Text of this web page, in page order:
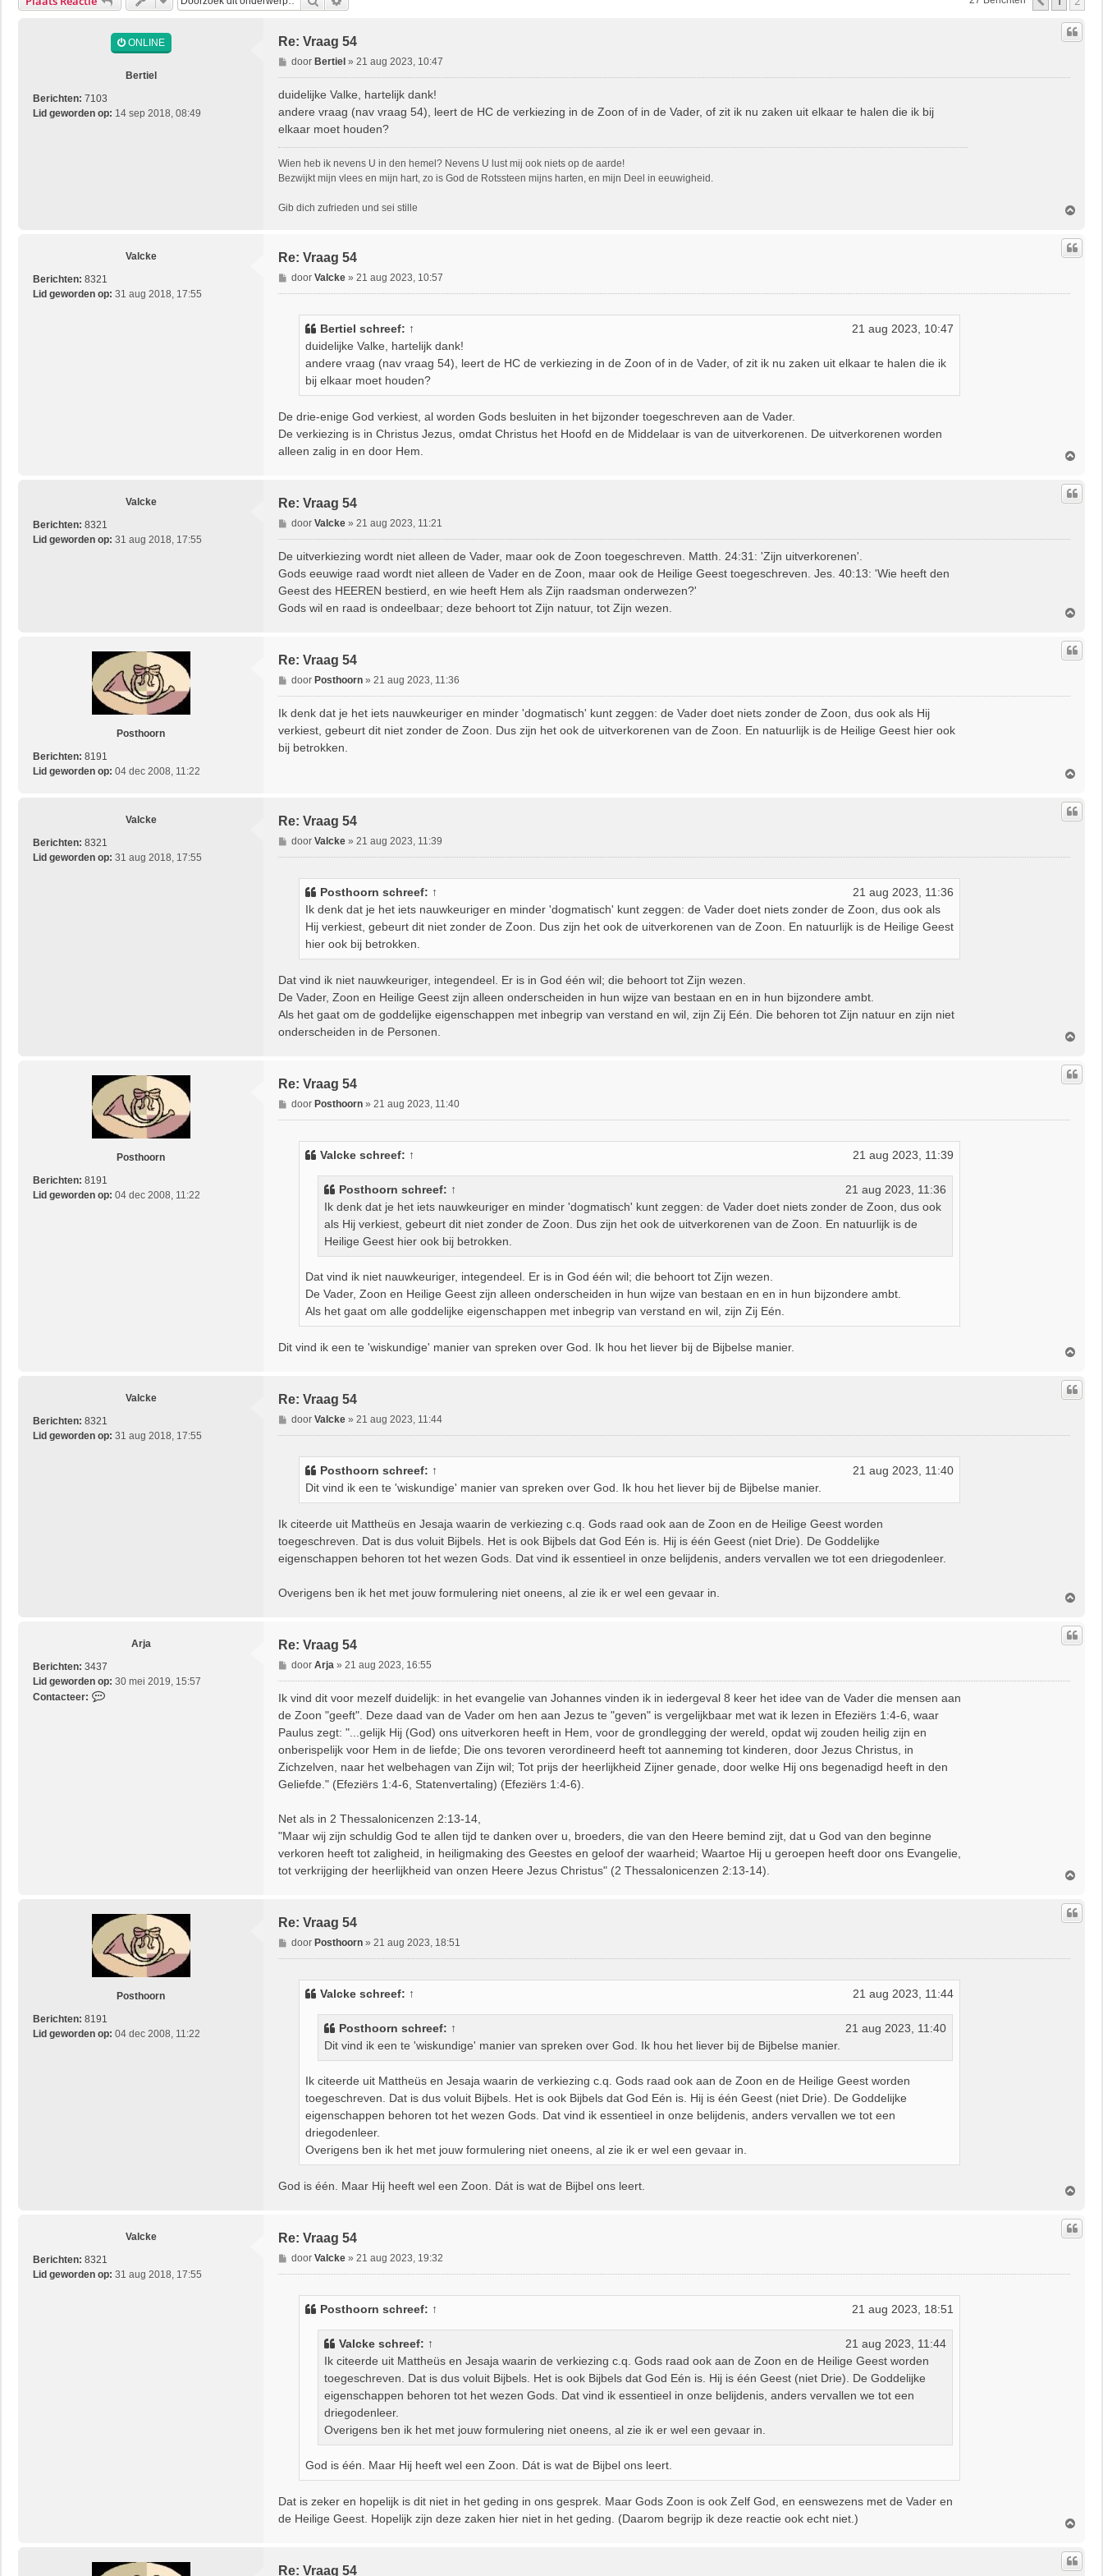
ONLINE
Bertiel
Berichten: 7103
Lid geworden op: 14 sep 2018, 08:49
Re: Vraag 54
B
e
c
h
t
door Bertiel» 21 aug 2023, 10:47
duidelijke Valke, hartelijk dank!
andere vraag (nav vraag 54), leert de HC de verkiezing in de Zoon of in de Vader, of zit ik nu zaken uit elkaar te halen die ik bij
elkaar moet houden?
Wien heb ik nevens U in den hemel? Nevens U lust mij ook niets op de aarde!
Bezwijkt mijn vlees en mijn hart, zo is God de Rotssteen mijns harten, en mijn Deel in eeuwigheid.
Gib dich zufrieden und sei stille
h
o
Valcke
Berichten: 8321
Lid geworden op: 31 aug 2018, 17:55
Re: Vraag 54
B
e
door Valcke» 21 aug 2023, 10:57
Bertiel schreef: ↑
21 aug 2023, 10:47
duidelijke Valke, hartelijk dank!
andere vraag (nav vraag 54), leert de HC de verkiezing in de Zoon of in de Vader, of zit ik nu zaken uit elkaar te halen die ik
bij elkaar moet houden?
De drie-enige God verkiest, al worden Gods besluiten in het bijzonder toegeschreven aan de Vader.
De verkiezing is in Christus Jezus, omdat Christus het Hoofd en de Middelaar is van de uitverkorenen. De uitverkorenen worden
alleen zalig in en door Hem.
h
o
Valcke
Berichten: 8321
Lid geworden op: 31 aug 2018, 17:55
Re: Vraag 54
B
e
c
h
t
door Valcke» 21 aug 2023, 11:21
De uitverkiezing wordt niet alleen de Vader, maar ook de Zoon toegeschreven. Matth. 24:31: 'Zijn uitverkorenen'.
Gods eeuwige raad wordt niet alleen de Vader en de Zoon, maar ook de Heilige Geest toegeschreven. Jes. 40:13: 'Wie heeft den
Geest des HEEREN bestierd, en wie heeft Hem als Zijn raadsman onderwezen?'
Gods wil en raad is ondeelbaar; deze behoort tot Zijn natuur, tot Zijn wezen.
h
o
Posthoorn
Berichten: 8191
Lid geworden op: 04 dec 2008, 11:22
Re: Vraag 54
B
e
c
h
door Posthoorn» 21 aug 2023, 11:36
Ik denk dat je het iets nauwkeuriger en minder 'dogmatisch' kunt zeggen: de Vader doet niets zonder de Zoon, dus ook als Hij
verkiest, gebeurt dit niet zonder de Zoon. Dus zijn het ook de uitverkorenen van de Zoon. En natuurlijk is de Heilige Geest hier ook
bij betrokken.
h
o
Valcke
Berichten: 8321
Lid geworden op: 31 aug 2018, 17:55
Re: Vraag 54
B
e
door Valcke» 21 aug 2023, 11:39
Posthoorn schreef: ↑
21 aug 2023, 11:36
Ik denk dat je het iets nauwkeuriger en minder 'dogmatisch' kunt zeggen: de Vader doet niets zonder de Zoon, dus ook als
Hij verkiest, gebeurt dit niet zonder de Zoon. Dus zijn het ook de uitverkorenen van de Zoon. En natuurlijk is de Heilige Geest
hier ook bij betrokken.
Dat vind ik niet nauwkeuriger, integendeel. Er is in God één wil; die behoort tot Zijn wezen.
De Vader, Zoon en Heilige Geest zijn alleen onderscheiden in hun wijze van bestaan en en in hun bijzondere ambt.
Als het gaat om de goddelijke eigenschappen met inbegrip van verstand en wil, zijn Zij Eén. Die behoren tot Zijn natuur en zijn niet
onderscheiden in de Personen.
h
o
Posthoorn
Berichten: 8191
Lid geworden op: 04 dec 2008, 11:22
Re: Vraag 54
B
e
door Posthoorn» 21 aug 2023, 11:40
Valcke schreef: ↑ 21 aug 2023, 11:39
Posthoorn schreef: ↑
21 aug 2023, 11:36
Ik denk dat je het iets nauwkeuriger en minder 'dogmatisch' kunt zeggen: de Vader doet niets zonder de Zoon, dus ook
als Hij verkiest, gebeurt dit niet zonder de Zoon. Dus zijn het ook de uitverkorenen van de Zoon. En natuurlijk is de
Heilige Geest hier ook bij betrokken.
Dat vind ik niet nauwkeuriger, integendeel. Er is in God één wil; die behoort tot Zijn wezen.
De Vader, Zoon en Heilige Geest zijn alleen onderscheiden in hun wijze van bestaan en en in hun bijzondere ambt.
Als het gaat om alle goddelijke eigenschappen met inbegrip van verstand en wil, zijn Zij Eén.
Dit vind ik een te 'wiskundige' manier van spreken over God. Ik hou het liever bij de Bijbelse manier.
h
o
Valcke
Berichten: 8321
Lid geworden op: 31 aug 2018, 17:55
Re: Vraag 54
B
e
door Valcke» 21 aug 2023, 11:44
Posthoorn schreef: ↑
21 aug 2023, 11:40
Dit vind ik een te 'wiskundige' manier van spreken over God. Ik hou het liever bij de Bijbelse manier.
Ik citeerde uit Mattheüs en Jesaja waarin de verkiezing c.q. Gods raad ook aan de Zoon en de Heilige Geest worden
toegeschreven. Dat is dus voluit Bijbels. Het is ook Bijbels dat God Eén is. Hij is één Geest (niet Drie). De Goddelijke
eigenschappen behoren tot het wezen Gods. Dat vind ik essentieel in onze belijdenis, anders vervallen we tot een driegodenleer.
Overigens ben ik het met jouw formulering niet oneens, al zie ik er wel een gevaar in.
h
o
Arja
Berichten: 3437
Lid geworden op: 30 mei 2019, 15:57
Contacteer:
Re: Vraag 54
B
e
c
h
t
door Arja » 21 aug 2023, 16:55
Ik vind dit voor mezelf duidelijk: in het evangelie van Johannes vinden ik in iedergeval 8 keer het idee van de Vader die mensen aan
de Zoon "geeft". Deze daad van de Vader om hen aan Jezus te "geven" is vergelijkbaar met wat ik lezen in Efeziërs 1:4-6, waar
Paulus zegt: "...gelijk Hij (God) ons uitverkoren heeft in Hem, voor de grondlegging der wereld, opdat wij zouden heilig zijn en
onberispelijk voor Hem in de liefde; Die ons tevoren verordineerd heeft tot aanneming tot kinderen, door Jezus Christus, in
Zichzelven, naar het welbehagen van Zijn wil; Tot prijs der heerlijkheid Zijner genade, door welke Hij ons begenadigd heeft in den
Geliefde." (Efeziërs 1:4-6, Statenvertaling) (Efeziërs 1:4-6).
Net als in 2 Thessalonicenzen 2:13-14,
"Maar wij zijn schuldig God te allen tijd te danken over u, broeders, die van den Heere bemind zijt, dat u God van den beginne
verkoren heeft tot zaligheid, in heiligmaking des Geestes en geloof der waarheid; Waartoe Hij u geroepen heeft door ons Evangelie,
tot verkrijging der heerlijkheid van onzen Heere Jezus Christus" (2 Thessalonicenzen 2:13-14).
h
o
Posthoorn
Berichten: 8191
Lid geworden op: 04 dec 2008, 11:22
Re: Vraag 54
B
e
door Posthoorn» 21 aug 2023, 18:51
Valcke schreef: ↑ 21 aug 2023, 11:44
Posthoorn schreef: ↑
21 aug 2023, 11:40
Dit vind ik een te 'wiskundige' manier van spreken over God. Ik hou het liever bij de Bijbelse manier.
Ik citeerde uit Mattheüs en Jesaja waarin de verkiezing c.q. Gods raad ook aan de Zoon en de Heilige Geest worden
toegeschreven. Dat is dus voluit Bijbels. Het is ook Bijbels dat God Eén is. Hij is één Geest (niet Drie). De Goddelijke
eigenschappen behoren tot het wezen Gods. Dat vind ik essentieel in onze belijdenis, anders vervallen we tot een
driegodenleer.
Overigens ben ik het met jouw formulering niet oneens, al zie ik er wel een gevaar in.
God is één. Maar Hij heeft wel een Zoon. Dát is wat de Bijbel ons leert.
h
o
Valcke
Berichten: 8321
Lid geworden op: 31 aug 2018, 17:55
Re: Vraag 54
B
e
door Valcke» 21 aug 2023, 19:32
Posthoorn schreef: ↑ 21 aug 2023, 18:51
Valcke schreef: ↑
21 aug 2023, 11:44
Ik citeerde uit Mattheüs en Jesaja waarin de verkiezing c.q. Gods raad ook aan de Zoon en de Heilige Geest worden
toegeschreven. Dat is dus voluit Bijbels. Het is ook Bijbels dat God Eén is. Hij is één Geest (niet Drie). De Goddelijke
eigenschappen behoren tot het wezen Gods. Dat vind ik essentieel in onze belijdenis, anders vervallen we tot een
driegodenleer.
Overigens ben ik het met jouw formulering niet oneens, al zie ik er wel een gevaar in.
God is één. Maar Hij heeft wel een Zoon. Dát is wat de Bijbel ons leert.
Dat is zeker en hopelijk is dit niet in het geding in ons gesprek. Maar Gods Zoon is ook Zelf God, en eenswezens met de Vader en
de Heilige Geest. Hopelijk zijn deze zaken hier niet in het geding. (Daarom begrijp ik deze reactie ook echt niet.)
h
Re: Vraag 54